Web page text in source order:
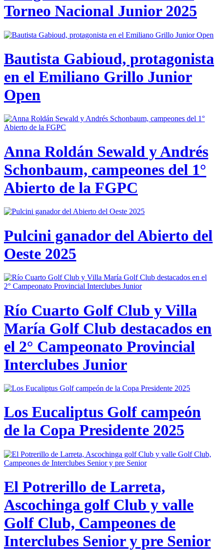
Torneo Nacional Junior 2025
Bautista Gabioud, protagonista
en el Emiliano Grillo Junior
Open
Anna Roldán Sewald y Andrés
Schonbaum, campeones del 1°
Abierto de la FGPC
Pulcini ganador del Abierto del
Oeste 2025
Río Cuarto Golf Club y Villa
María Golf Club destacados en
el 2° Campeonato Provincial
Interclubes Junior
Los Eucaliptus Golf campeón
de la Copa Presidente 2025
El Potrerillo de Larreta,
Ascochinga golf Club y valle
Golf Club, Campeones de
Interclubes Senior y pre Senior